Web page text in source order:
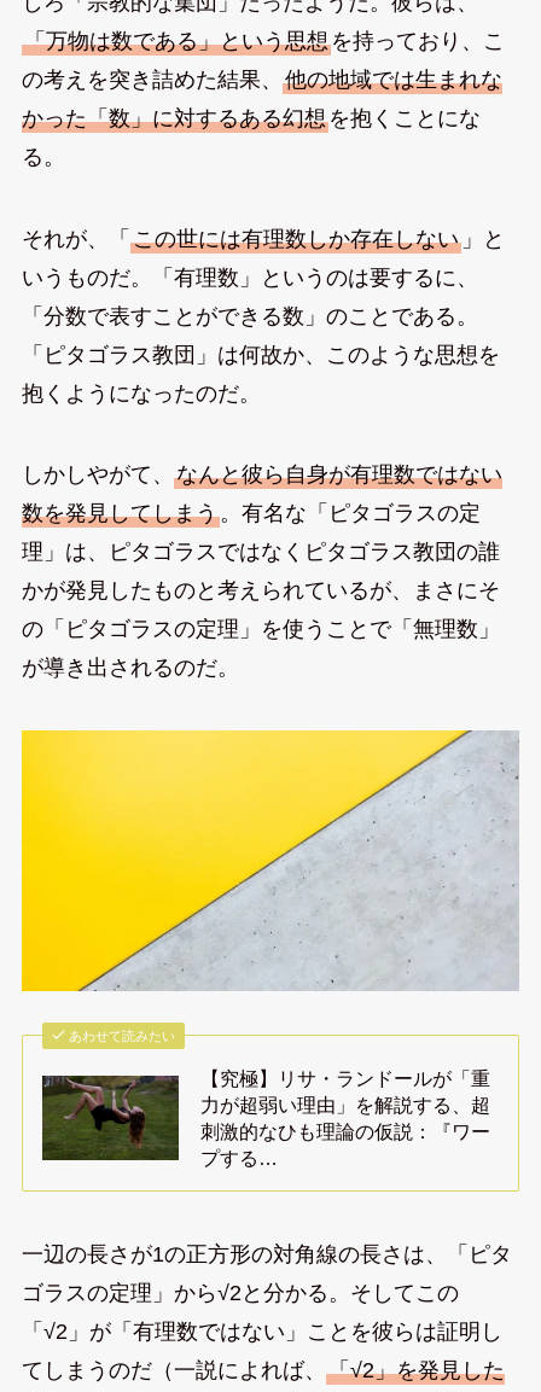
「万物は数である」という思想を持っており、こ
の考えを突き詰めた結果、 他の地域では生まれな
かった「数」に対するある幻想を抱くことにな
る。
それが、「 この世には有理数しか存在しない」と
いうものだ。「有理数」というのは要するに、
「分数で表すことができる数」のことである。
「ピタゴラス教団」は何故か、このような思想を
抱くようになったのだ。
しかしやがて、 なんと彼ら自身が有理数ではない
数を発見してしまう。有名な「ピタゴラスの定
理」は、ピタゴラスではなくピタゴラス教団の誰
かが発見したものと考えられているが、まさにそ
の「ピタゴラスの定理」を使うことで「無理数」
が導き出されるのだ。
あわせて読みたい
【究極】リサ・ランドールが「重
力が超弱い理由」を解説する、超
刺激的なひも理論の仮説：『ワー
プする…
一辺の長さが1の正方形の対角線の長さは、「ピタ
ゴラスの定理」から√2と分かる。そしてこの
「√2」が「有理数ではない」ことを彼らは証明し
てしまうのだ（一説によれば、 「√2」を発見した